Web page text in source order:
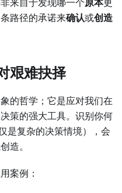
路径的承诺来确认或创造
艰难抉择
的哲学；它是应对我们在
策的强大工具。识别你何
是复杂的决策情境），会
造。
案例：